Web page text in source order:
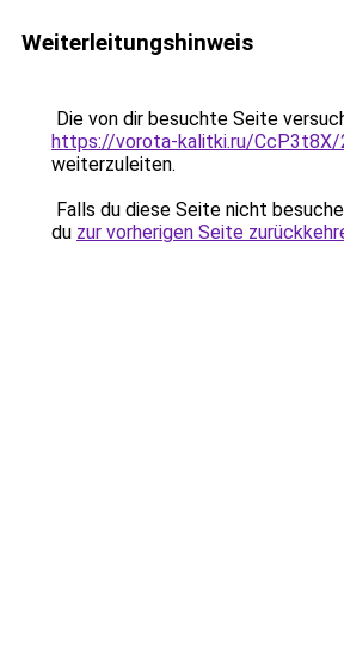
Weiterleitungshinweis
Die von dir besuchte Seite
https://vorota-kalitki.ru/CcP3t8X/
weiterzuleiten.
Falls du diese Seite nicht
du zur vorherigen Seite